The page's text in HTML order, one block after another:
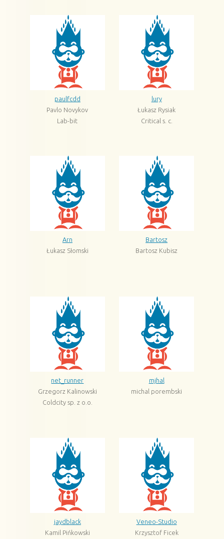
paulfcdd
Pavlo Novykov
Lab-bit
lury
Łukasz Rysiak
Critical s. c.
Arn
Łukasz Słomski
Bartosz
Bartosz Kubisz
net_runner
Grzegorz Kalinowski
Coldcity sp. z o.o.
mjhal
michal porembski
jaydblack
Kamil Pińkowski
Veneo-Studio
Krzysztof Ficek